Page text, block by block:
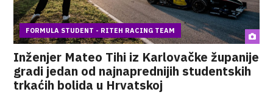
FORMULA STUDENT - RITEH RACING TEAM
Inženjer Mateo Tihi iz Karlovačke županije
gradi jedan od najnaprednijih studentskih
trkaćih bolida u Hrvatskoj